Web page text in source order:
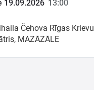
19.09.2026 13:00
Čehova Rīgas Krievu
MAZĀZĀLE